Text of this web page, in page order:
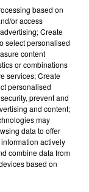
pour le
au
à
!
based on
or access
Create
select personalised
content
or combinations
services; Create
personalised
prevent and
and content;
may
data to offer
actively
combine data from
based on